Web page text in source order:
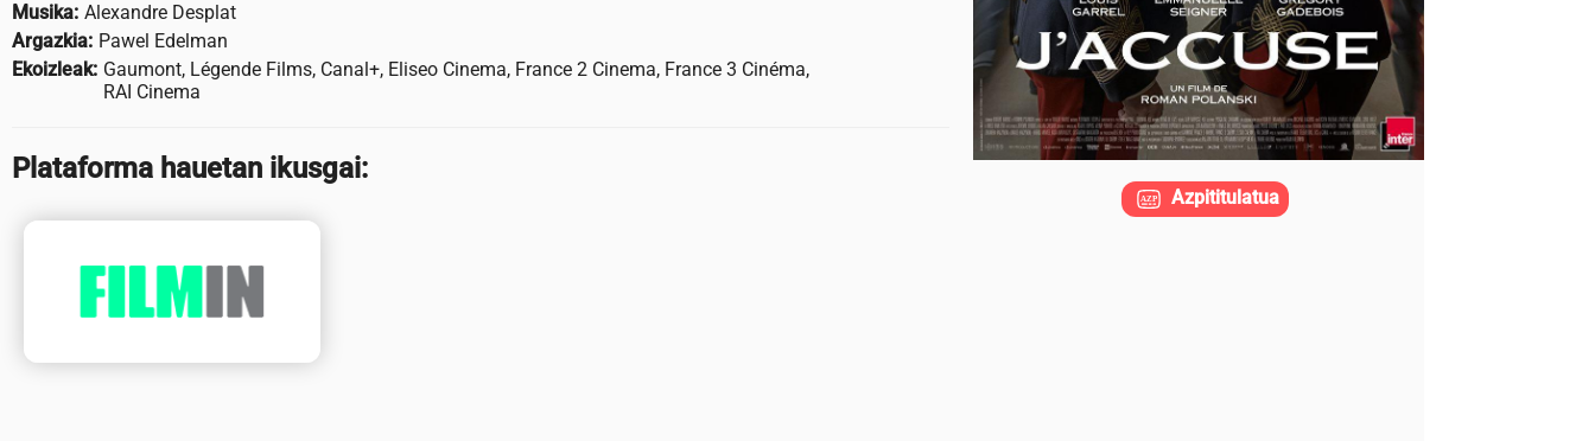
Musika: Alexandre Desplat
Argazkia: Pawel Edelman
Ekoizleak: Gaumont, Légende Films, Canal+, Eliseo Cinema, France 2 Cinema, France 3 Cinéma,
RAI Cinema
Plataforma hauetan ikusgai:
Azpititulatua